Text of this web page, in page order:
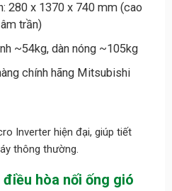
280 x 1370 x 740 mm (cao
trần)
~54kg, dàn nóng ~105kg
chính hãng Mitsubishi
Inverter hiện đại, giúp tiết
thông thường.
hòa nối ống gió